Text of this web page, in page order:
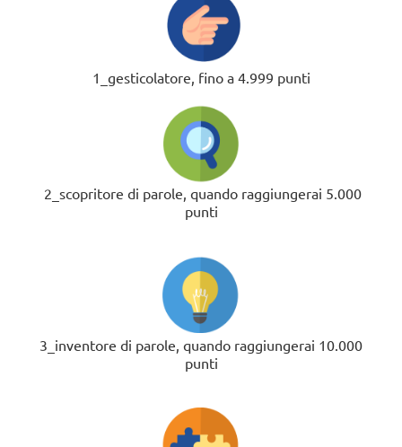
1_gesticolatore, fino a 4.999 punti
2_scopritore di parole, quando raggiungerai 5.000
punti
3_inventore di parole, quando raggiungerai 10.000
punti